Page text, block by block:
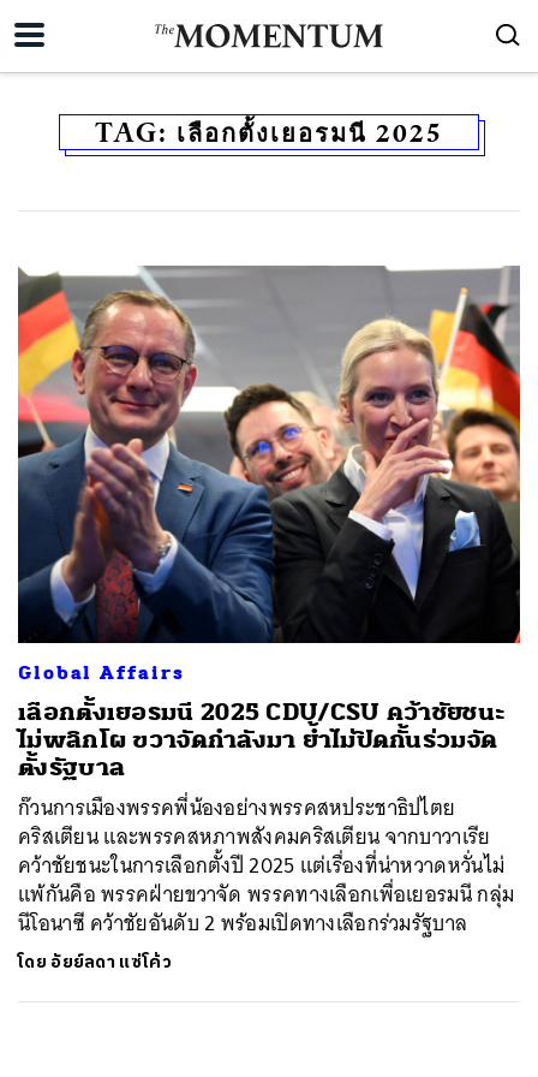
TAG: เลือกตั้งเยอรมนี 2025
Global Affairs
เลือกตั้งเยอรมนี 2025 CDU/CSU คว้าชัยชนะ
ไม่พลิกโผ ขวาจัดกำลังมา ย้ำไม่ปิดกั้นร่วมจัด
ตั้งรัฐบาล
ก๊วนการเมืองพรรคพี่น้องอย่างพรรคสหประชาธิปไตย
คริสเตียน และพรรคสหภาพสังคมคริสเตียน จากบาวาเรีย
คว้าชัยชนะในการเลือกตั้งปี 2025 แต่เรื่องที่น่าหวาดหวั่นไม่
แพ้กันคือ พรรคฝ่ายขวาจัด พรรคทางเลือกเพื่อเยอรมนี กลุ่ม
นีโอนาซี คว้าชัยอันดับ 2 พร้อมเปิดทางเลือกร่วมรัฐบาล
โดย อัยย์ลดา แซ่โค้ว
ค้นหา
SHARE